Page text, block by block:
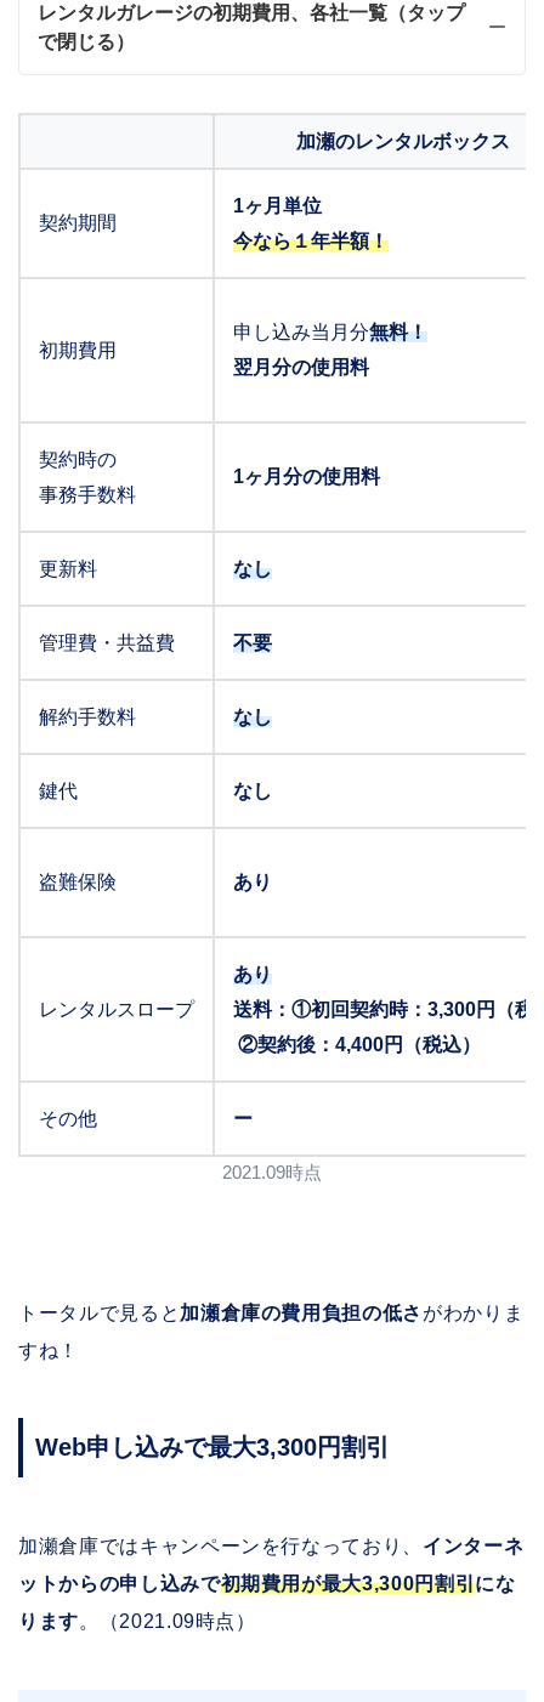
レンタルガレージの初期費用、各社一覧（タップ
で閉じる）
加瀬のレンタルボックス
契約期間
1ヶ月単位
今なら１年半額！
初期費用
申し込み当月分無料！
翌月分の使用料
契約時の
事務手数料
1ヶ月分の使用料
更新料 なし
管理費・共益費 不要
解約手数料 なし
鍵代 なし
盗難保険 あり
レンタルスロープ
あり
送料：①初回契約時：3,300円（税
②契約後：4,400円（税込）
その他 ー
2021.09時点
トータルで見ると 加瀬倉庫の費用負担の低さ がわかりま
すね！
Web申し込みで最大3,300円割引
加瀬倉庫ではキャンペーンを行なっており、 インターネ
ットからの申し込みで初期費用が最大3,300円割引にな
ります。（2021.09時点）